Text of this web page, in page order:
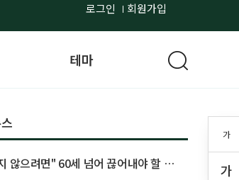
로그인 회원가입
가
가
테마
않으려면" 60세 넘어 끊어내야 할 사